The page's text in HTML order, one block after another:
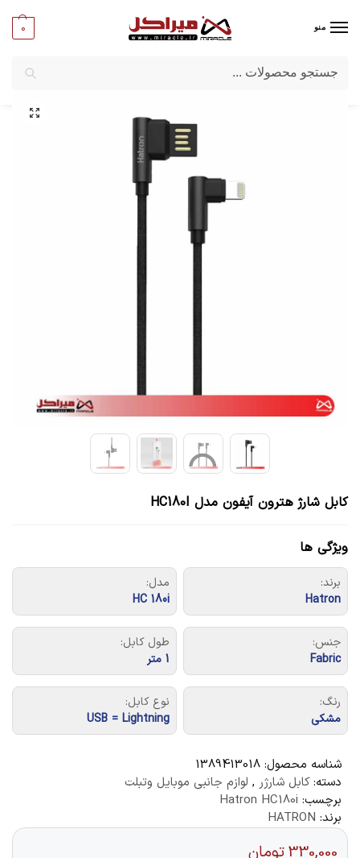
منو 0
میراکل/تبلت و موبایل/لوازم جانبی موبایل وتبلت
کابل شارژ هترون آیفون مدل HC180I
ویژگی ها
برند:
Hatron
مدل:
HC 180i
جنس:
Fabric
طول کابل:
1 متر
رنگ:
مشکی
نوع کابل:
USB = Lightning
شناسه محصول: 1389413018
دسته:کابل شارژر , لوازم جانبی موبایل وتبلت
برچسب: Hatron HC180i
برند: HATRON
330,000تومان